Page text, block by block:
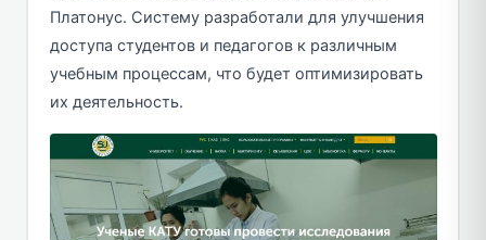
Платонус. Систему разработали для улучшения
доступа студентов и педагогов к различным
учебным процессам, что будет оптимизировать
их деятельность.